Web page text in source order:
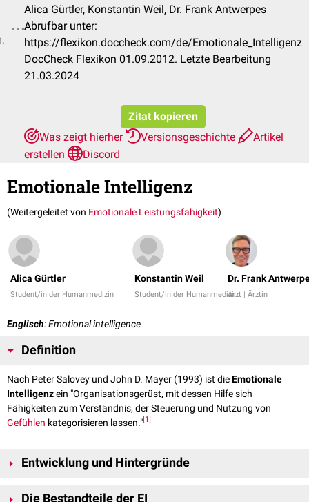
Alica Gürtler, Konstantin Weil, Dr. Frank Antwerpes
Abrufbar unter:
https://flexikon.doccheck.com/de/Emotionale_Intelligenz
DocCheck Flexikon 01.09.2012. Letzte Bearbeitung
21.03.2024
Zitat kopieren
Was zeigt hierher
Versionsgeschichte
Artikel
erstellen
Discord
Emotionale Intelligenz
(Weitergeleitet von Emotionale Leistungsfähigkeit)
Alica Gürtler
Student/in der Humanmedizin
Konstantin Weil
Student/in der Humanmedizin
Dr. Frank
Arzt | Ärztin
Englisch: Emotional intelligence
Definition
Nach Peter Salovey und John D. Mayer (1993) ist dieEmotionale
Intelligenzein "Organisationsgerüst, mit dessen Hilfe sich
Fähigkeiten zum Verständnis, der Steuerung und Nutzung von
Gefühlen kategorisieren lassen." 1
Entwicklung und Hintergründe
Jahre, doch besonders geprägt wurde er von dem einflussreichen Buch
Die Bestandteile der EI